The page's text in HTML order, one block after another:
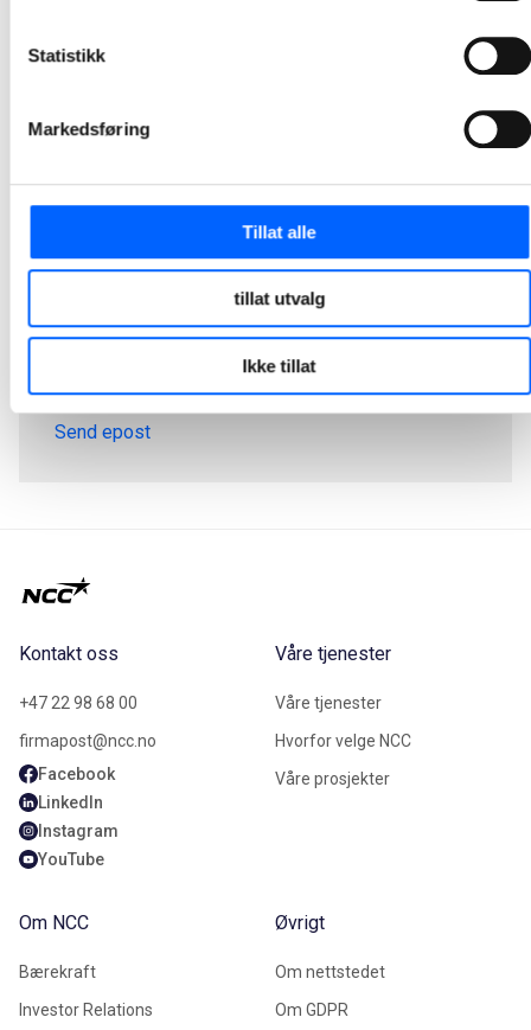
Statistikk
Markedsføring
Tillat alle
tillat utvalg
Ikke tillat
Tor Heimdahl
Manager, Media Relations Norway, NCC Group
+47 951 30 693
Send epost
Kontakt oss
+47 22 98 68 00
firmapost@ncc.no
Facebook
LinkedIn
Instagram
YouTube
Våre tjenester
Våre tjenester
Hvorfor velge NCC
Våre prosjekter
Om NCC
Bærekraft
Investor Relations
Øvrigt
Om nettstedet
Om GDPR